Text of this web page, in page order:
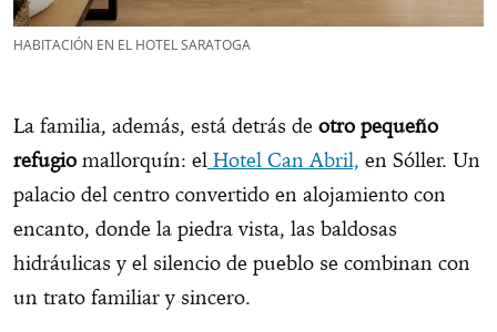
HABITACIÓN EN EL HOTEL SARATOGA
La familia, además, está detrás de otro pequeño
refugio mallorquín: el Hotel Can Abril, en Sóller. Un
palacio del centro convertido en alojamiento con
encanto, donde la piedra vista, las baldosas
hidráulicas y el silencio de pueblo se combinan con
un trato familiar y sincero.